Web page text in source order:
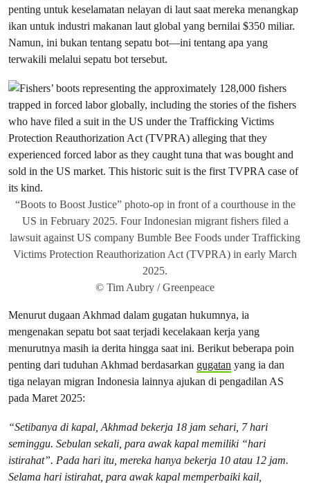
penting untuk keselamatan nelayan di laut saat mereka menangkap
ikan untuk industri makanan laut global yang bernilai $350 miliar.
Namun, ini bukan tentang sepatu bot—ini tentang apa yang
terwakili melalui sepatu bot tersebut.
“Boots to Boost Justice” photo-op in front of a courthouse in the
US in February 2025. Four Indonesian migrant fishers filed a
lawsuit against US company Bumble Bee Foods under Trafficking
Victims Protection Reauthorization Act (TVPRA) in early March
2025.
© Tim Aubry / Greenpeace
Menurut dugaan Akhmad dalam gugatan hukumnya, ia
mengenakan sepatu bot saat terjadi kecelakaan kerja yang
menurutnya masih ia derita hingga saat ini. Berikut beberapa poin
penting dari tuduhan Akhmad berdasarkan gugatan yang ia dan
tiga nelayan migran Indonesia lainnya ajukan di pengadilan AS
pada Maret 2025:
“Setibanya di kapal, Akhmad bekerja 18 jam sehari, 7 hari
seminggu. Sebulan sekali, para awak kapal memiliki “hari
istirahat”. Pada hari itu, mereka hanya bekerja 10 atau 12 jam.
Selama hari istirahat, para awak kapal memperbaiki kail,